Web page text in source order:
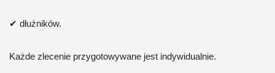
✔ dłużników.
Każde zlecenie przygotowywane jest indywidualnie.